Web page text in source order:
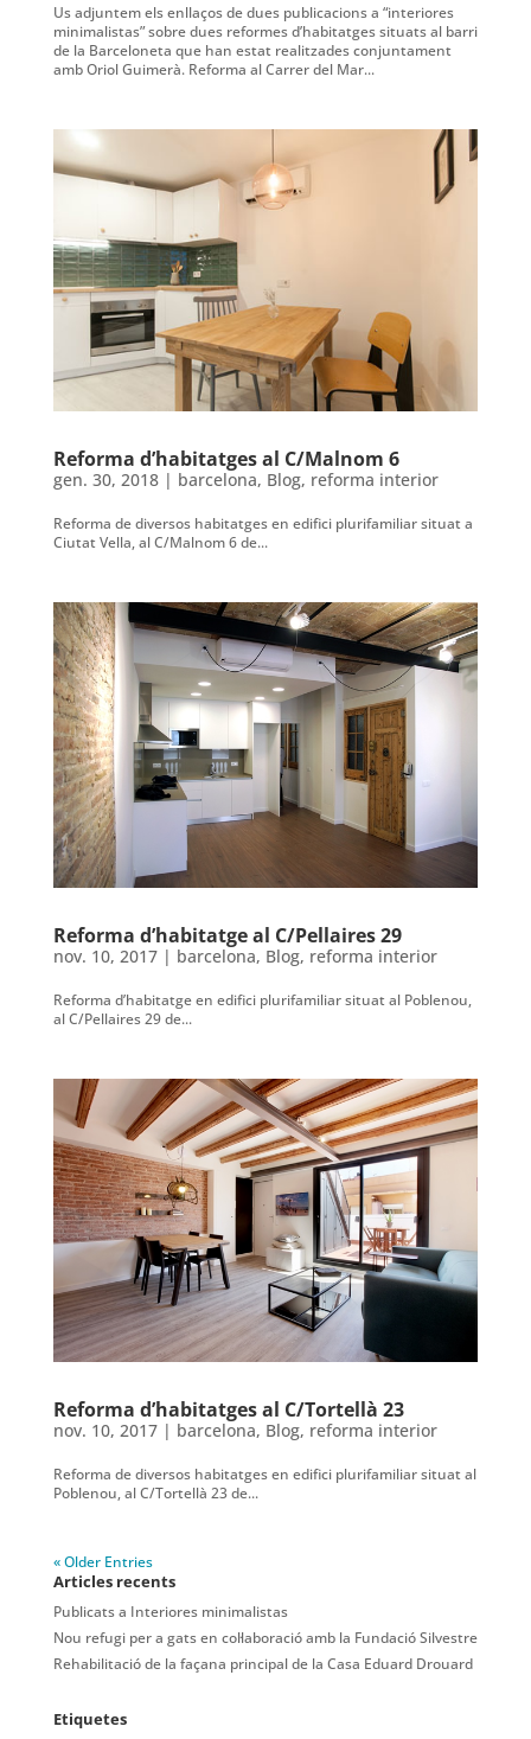
Us adjuntem els enllaços de dues publicacions a “interiores
minimalistas” sobre dues reformes d’habitatges situats al barri
de la Barceloneta que han estat realitzades conjuntament
amb Oriol Guimerà. Reforma al Carrer del Mar...
Reforma d’habitatges al C/Malnom 6
gen. 30, 2018| barcelona, Blog, reforma interior
Reforma de diversos habitatges en edifici plurifamiliar situat a
Ciutat Vella, al C/Malnom 6 de...
Reforma d’habitatge al C/Pellaires 29
nov. 10, 2017| barcelona, Blog, reforma interior
Reforma d’habitatge en edifici plurifamiliar situat al Poblenou,
al C/Pellaires 29 de...
Reforma d’habitatges al C/Tortellà 23
nov. 10, 2017| barcelona, Blog, reforma interior
Reforma de diversos habitatges en edifici plurifamiliar situat al
Poblenou, al C/Tortellà 23 de...
« Older Entries
Articles recents
Publicats a Interiores minimalistas
Nou refugi per a gats en col·laboració amb la Fundació Silvestre
Rehabilitació de la façana principal de la Casa Eduard Drouard
Etiquetes